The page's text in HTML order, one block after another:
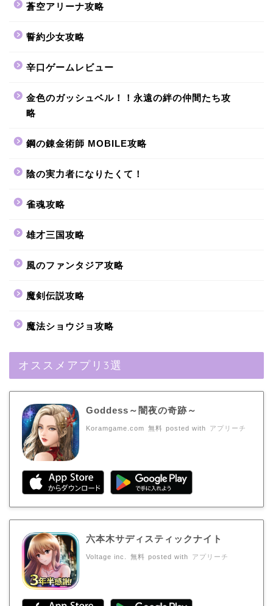
蒼空アリーナ攻略
誓約少女攻略
辛口ゲームレビュー
金色のガッシュベル！！永遠の絆の仲間たち攻
略
鋼の錬金術師 MOBILE攻略
陰の実力者になりたくて！
雀魂攻略
雄才三国攻略
風のファンタジア攻略
魔剣伝説攻略
魔法ショウジョ攻略
オススメアプリ3選
Goddess～闇夜の奇跡～
Koramgame.com 無料 posted with アプリーチ
六本木サディスティックナイト
Voltage inc. 無料 posted with アプリーチ